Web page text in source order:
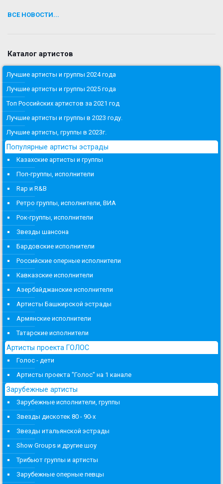
ВСЕ НОВОСТИ...
Каталог артистов
Лучшие артисты и группы 2024 года
Лучшие артисты и группы 2025 года
Топ Российских артистов за 2021 год
Лучшие артисты и группы в 2023 году.
Лучшие артисты, группы в 2023г.
Популярные артисты эстрады
Казахские артисты и группы
Поп-группы, исполнители
Rap и R&B
Ретро группы, исполнители, ВИА
Рок-группы, исполнители
Звезды шансона
Бардовские исполнители
Российские оперные исполнители
Кавказские исполнители
Азербайджанские исполнители
Артисты Башкирской эстрады
Армянские исполнители
Татарские исполнители
Артисты проекта ГОЛОС
Голос - дети
Артисты проекта "Голос" на 1 канале
Зарубежные артисты
Зарубежные исполнители, группы
Звезды дискотек 80 - 90-х
Звезды итальянской эстрады
Show Groups и другие шоу
Трибьют группы и артисты
Зарубежные оперные певцы